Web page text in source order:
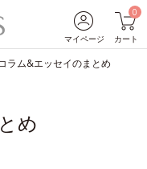
マイページ
0
カート
ラム&エッセイのまとめ
め